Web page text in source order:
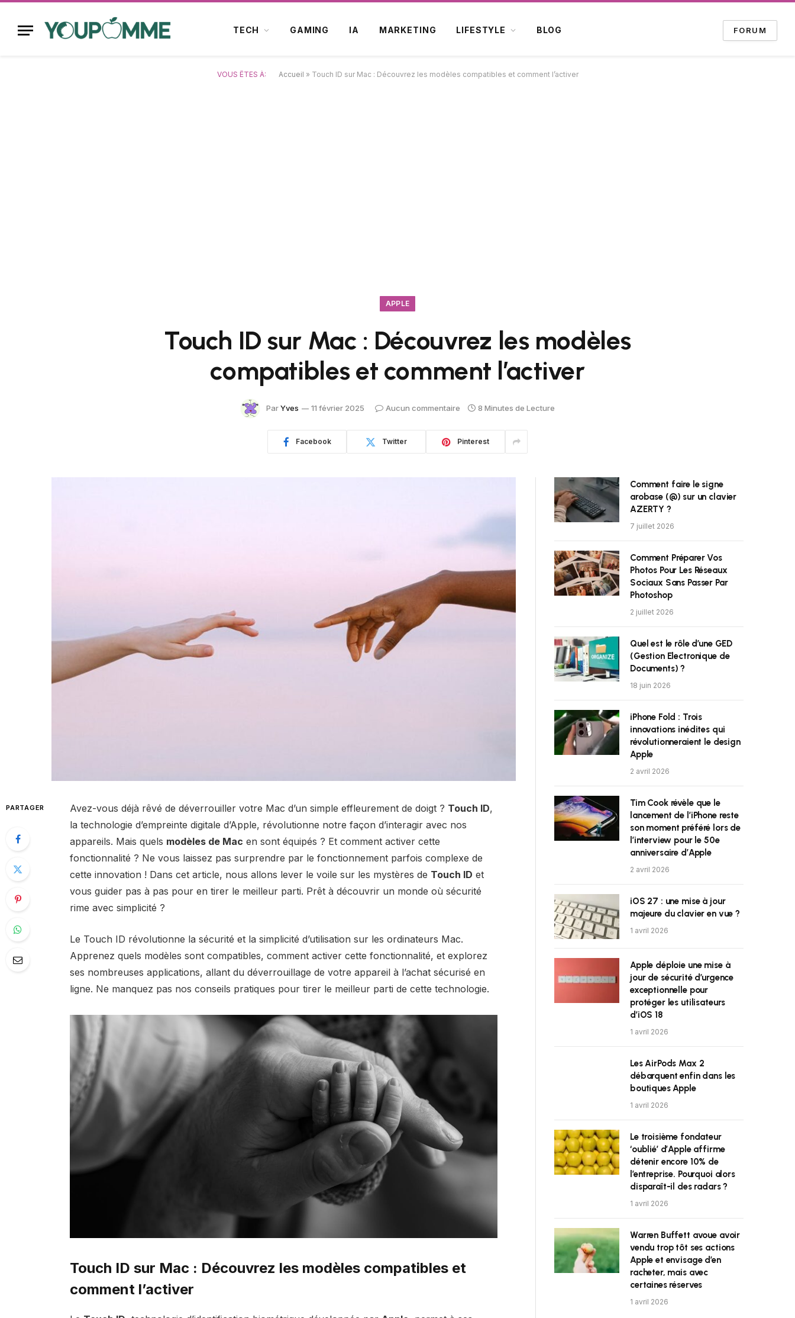
TECH GAMING IA MARKETING LIFESTYLE BLOG FORUM
VOUS ÊTES À: Accueil » Touch ID sur Mac : Découvrez les modèles compatibles et comment l’activer
APPLE
Touch ID sur Mac : Découvrez les modèles
compatibles et comment l’activer
Par Yves 11 février 2025 Aucun commentaire 8 Minutes de Lecture
Facebook Twitter Pinterest
PARTAGER Avez-vous déjà rêvé de déverrouiller votre Mac d’un simple effleurement de doigt ? Touch ID,
la technologie d’empreinte digitale d’Apple, révolutionne notre façon d’interagir avec nos
appareils. Mais quels modèles de Mac en sont équipés ? Et comment activer cette
fonctionnalité ? Ne vous laissez pas surprendre par le fonctionnement parfois complexe de
cette innovation ! Dans cet article, nous allons lever le voile sur les mystères de Touch ID et
vous guider pas à pas pour en tirer le meilleur parti. Prêt à découvrir un monde où sécurité
rime avec simplicité ?
Le Touch ID révolutionne la sécurité et la simplicité d’utilisation sur les ordinateurs Mac.
Apprenez quels modèles sont compatibles, comment activer cette fonctionnalité, et explorez
ses nombreuses applications, allant du déverrouillage de votre appareil à l’achat sécurisé en
ligne. Ne manquez pas nos conseils pratiques pour tirer le meilleur parti de cette technologie.
Touch ID sur Mac : Découvrez les modèles compatibles et
comment l’activer
Comment faire le signe
arobase (@) sur un clavier
AZERTY ?
7 juillet 2026
Comment Préparer Vos
Photos Pour Les Réseaux
Sociaux Sans Passer Par
Photoshop
2 juillet 2026
Quel est le rôle d’une GED
(Gestion Electronique de
Documents) ?
18 juin 2026
iPhone Fold : Trois
innovations inédites qui
révolutionneraient le design
Apple
2 avril 2026
Tim Cook révèle que le
lancement de l’iPhone reste
son moment préféré lors de
l’interview pour le 50e
anniversaire d’Apple
2 avril 2026
iOS 27 : une mise à jour
majeure du clavier en vue ?
1 avril 2026
Apple déploie une mise à
jour de sécurité d’urgence
exceptionnelle pour
protéger les utilisateurs
d’iOS 18
1 avril 2026
Les AirPods Max 2
débarquent enfin dans les
boutiques Apple
1 avril 2026
Le troisième fondateur
‘oublié’ d’Apple affirme
détenir encore 10% de
l’entreprise. Pourquoi alors
disparaît-il des radars ?
1 avril 2026
Warren Buffett avoue avoir
vendu trop tôt ses actions
Apple et envisage d’en
racheter, mais avec
certaines réserves
1 avril 2026